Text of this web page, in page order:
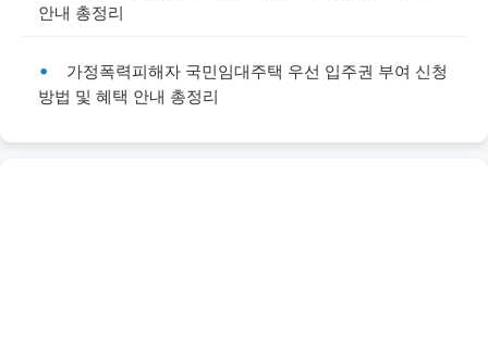
안내 총정리
가정폭력피해자 국민임대주택 우선 입주권 부여 신청
방법 및 혜택 안내 총정리